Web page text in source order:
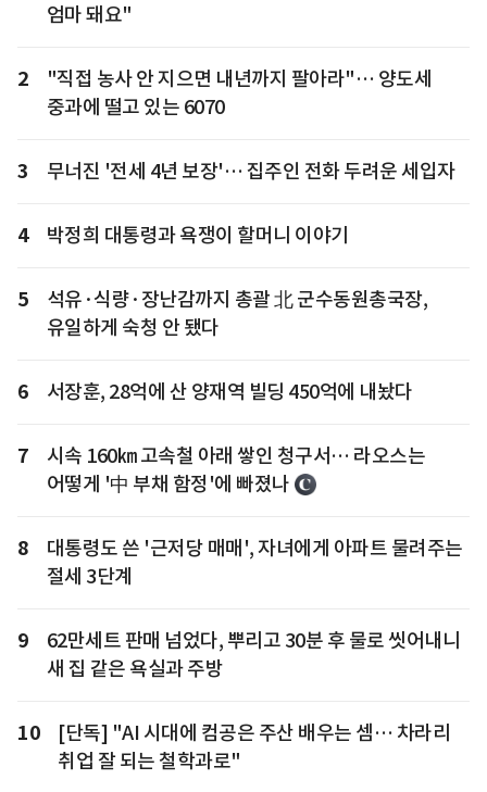
엄마 돼요"
2
"직접 농사 안 지으면 내년까지 팔아라"… 양도세
중과에 떨고 있는 6070
3 무너진 '전세 4년 보장'… 집주인 전화 두려운 세입자
4 박정희 대통령과 욕쟁이 할머니 이야기
5
석유·식량·장난감까지 총괄 北 군수동원총국장,
유일하게 숙청 안 됐다
6 서장훈, 28억에 산 양재역 빌딩 450억에 내놨다
7
시속 160㎞ 고속철 아래 쌓인 청구서… 라오스는
어떻게 '中 부채 함정'에 빠졌나
8
대통령도 쓴 '근저당 매매', 자녀에게 아파트 물려주는
절세 3단계
9
62만세트 판매 넘었다, 뿌리고 30분 후 물로 씻어내니
새 집 같은 욕실과 주방
10
[단독] "AI 시대에 컴공은 주산 배우는 셈… 차라리
취업 잘 되는 철학과로"